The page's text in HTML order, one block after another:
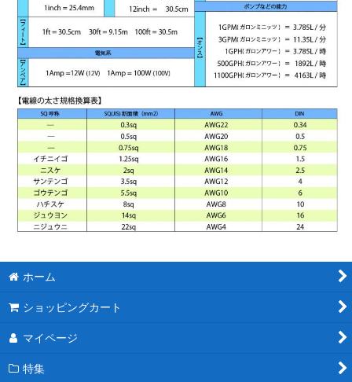
ホーム
ショッピングカート
マイページ
特集